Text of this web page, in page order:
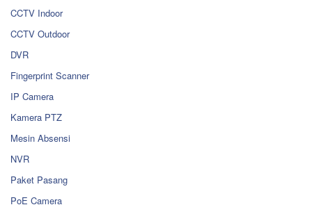
CCTV Indoor
CCTV Outdoor
DVR
Fingerprint Scanner
IP Camera
Kamera PTZ
Mesin Absensi
NVR
Paket Pasang
PoE Camera